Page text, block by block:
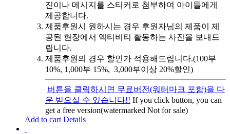
진이나 메시지를 스티커로 첨부하여 아이들에게
제공합니다.
제품후원시 원하시는 경우 후원자님의 제품이 제
공된 현장에서 엑티비티 활동하는 사진을 보내드
립니다.
제품후원의 경우 할인가 적용해드립니다.(100부
10%, 1,000부 15%, 3,000부이상 20%할인)
버튼을 클릭하시면 무료버전(워터마크 포함)을 다
운 받으실 수 있습니다!! If you click button, you can
get a free version(watermarked Not for sale)
Add to cart Details